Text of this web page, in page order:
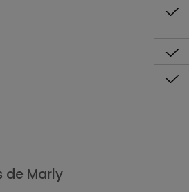
de Marly